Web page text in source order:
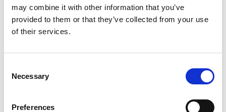
may combine it with other information that you’ve
provided to them or that they’ve collected from your use
of their services.
Selection
Necessary
Preferences